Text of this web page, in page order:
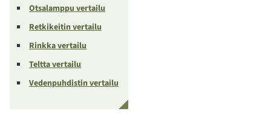
Otsalamppu vertailu
Retkikeitin vertailu
Rinkka vertailu
Teltta vertailu
Vedenpuhdistin vertailu